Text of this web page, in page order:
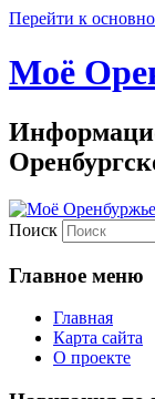
Перейти к
Моё
Поиск
Главное меню
Главная
Карта сайта
О проекте